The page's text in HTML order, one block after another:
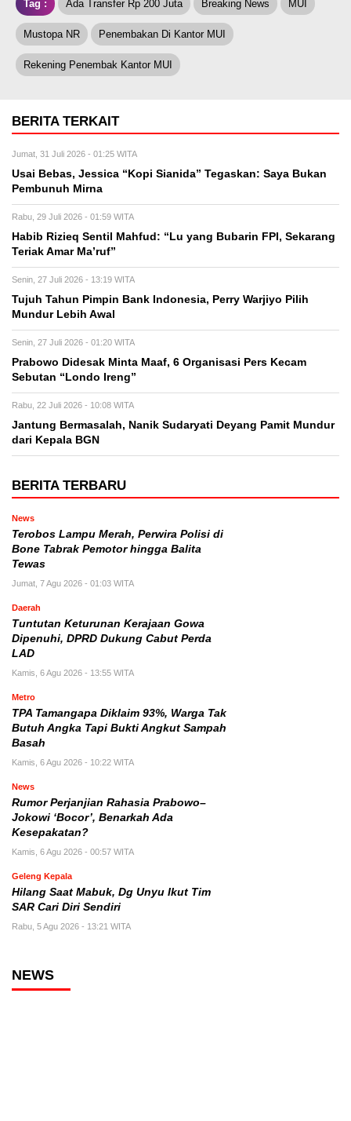
Tag : Ada Transfer Rp 200 Juta Breaking News MUI
Mustopa NR Penembakan Di Kantor MUI
Rekening Penembak Kantor MUI
BERITA TERKAIT
Jumat, 31 Juli 2026 - 01:25 WITA
Usai Bebas, Jessica “Kopi Sianida” Tegaskan: Saya Bukan
Pembunuh Mirna
Rabu, 29 Juli 2026 - 01:59 WITA
Habib Rizieq Sentil Mahfud: “Lu yang Bubarin FPI, Sekarang
Teriak Amar Ma’ruf”
Senin, 27 Juli 2026 - 13:19 WITA
Tujuh Tahun Pimpin Bank Indonesia, Perry Warjiyo Pilih
Mundur Lebih Awal
Senin, 27 Juli 2026 - 01:20 WITA
Prabowo Didesak Minta Maaf, 6 Organisasi Pers Kecam
Sebutan “Londo Ireng”
Rabu, 22 Juli 2026 - 10:08 WITA
Jantung Bermasalah, Nanik Sudaryati Deyang Pamit Mundur
dari Kepala BGN
BERITA TERBARU
News
Terobos Lampu Merah, Perwira Polisi di
Bone Tabrak Pemotor hingga Balita
Tewas
Jumat, 7 Agu 2026 - 01:03 WITA
Daerah
Tuntutan Keturunan Kerajaan Gowa
Dipenuhi, DPRD Dukung Cabut Perda
LAD
Kamis, 6 Agu 2026 - 13:55 WITA
Metro
TPA Tamangapa Diklaim 93%, Warga Tak
Butuh Angka Tapi Bukti Angkut Sampah
Basah
Kamis, 6 Agu 2026 - 10:22 WITA
News
Rumor Perjanjian Rahasia Prabowo–
Jokowi ‘Bocor’, Benarkah Ada
Kesepakatan?
Kamis, 6 Agu 2026 - 00:57 WITA
Geleng Kepala
Hilang Saat Mabuk, Dg Unyu Ikut Tim
SAR Cari Diri Sendiri
Rabu, 5 Agu 2026 - 13:21 WITA
NEWS